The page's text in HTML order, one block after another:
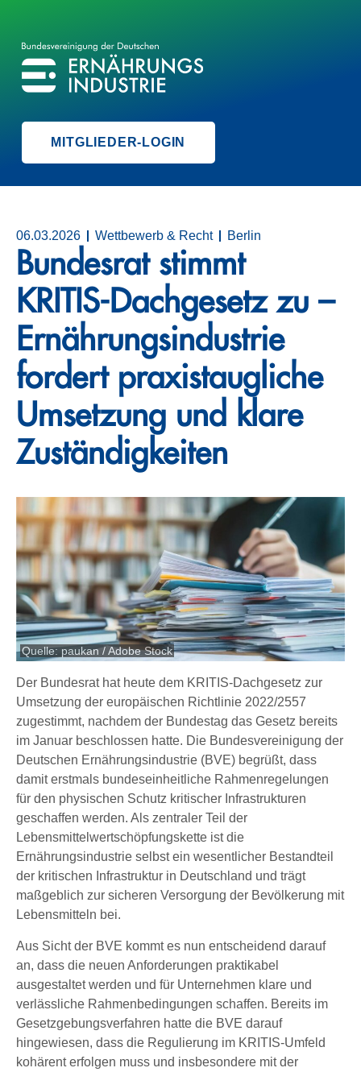
BVE
BUNDESVEREINIGUNG DER ERNÄHRUNGSINDUSTRIE
MITGLIEDER-LOGIN
06.03.2026 Wettbewerb & Recht Berlin
Bundesrat stimmt
KRITIS-Dachgesetz zu –
Ernährungsindustrie
fordert praxistaugliche
Umsetzung und klare
Zuständigkeiten
Quelle: paukan / Adobe Stock
Der Bundesrat hat heute dem KRITIS-Dachgesetz zur
Umsetzung der europäischen Richtlinie 2022/2557
zugestimmt, nachdem der Bundestag das Gesetz bereits
im Januar beschlossen hatte. Die Bundesvereinigung der
Deutschen Ernährungsindustrie (BVE) begrüßt, dass
damit erstmals bundeseinheitliche Rahmenregelungen
für den physischen Schutz kritischer Infrastrukturen
geschaffen werden. Als zentraler Teil der
Lebensmittelwertschöpfungskette ist die
Ernährungsindustrie selbst ein wesentlicher Bestandteil
der kritischen Infrastruktur in Deutschland und trägt
maßgeblich zur sicheren Versorgung der Bevölkerung mit
Lebensmitteln bei.
Aus Sicht der BVE kommt es nun entscheidend darauf
an, dass die neuen Anforderungen praktikabel
ausgestaltet werden und für Unternehmen klare und
verlässliche Rahmenbedingungen schaffen. Bereits im
Gesetzgebungsverfahren hatte die BVE darauf
hingewiesen, dass die Regulierung im KRITIS-Umfeld
kohärent erfolgen muss und insbesondere mit der